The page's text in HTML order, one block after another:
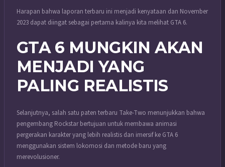
Harapan bahwa laporan terbaru ini menjadi kenyataan dan November
2023 dapat diingat sebagai pertama kalinya kita melihat GTA 6.
GTA 6 MUNGKIN AKAN
MENJADI YANG
PALING REALISTIS
Selanjutnya, salah satu paten terbaru Take-Two menunjukkan bahwa
pengembang Rockstar bertujuan untuk membawa animasi
pergerakan karakter yang lebih realistis dan imersif ke GTA 6
menggunakan sistem lokomosi dan metode baru yang
merevolusioner.